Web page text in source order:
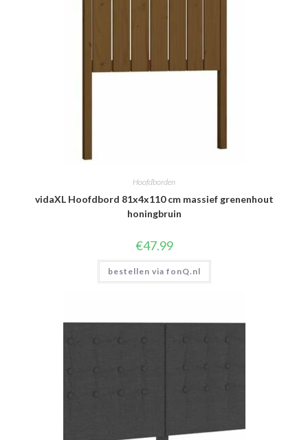
Hoofdborden
vidaXL Hoofdbord 81x4x110 cm massief grenenhout
honingbruin
€47.99
bestellen via fonQ.nl